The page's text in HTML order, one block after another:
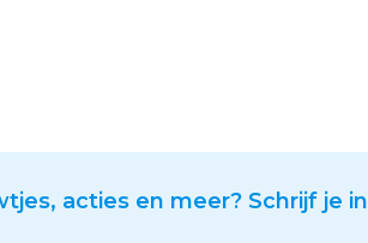
acties en meer? Schrijf je in